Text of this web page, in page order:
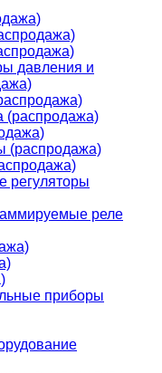
давления и
(распродажа)
(распродажа)
регуляторы
реле
приборы